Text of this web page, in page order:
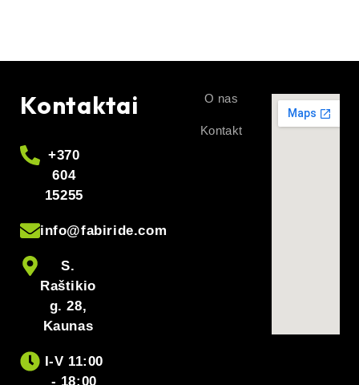
Kontaktai
+370
604
15255
info@fabiride.com
S.
Raštikio
g. 28,
Kaunas
I-V 11:00
- 18:00
O nas
Kontakt